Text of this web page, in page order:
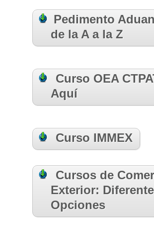
Pedimento
de la A a la Z
Curso OEA
Aquí
Curso IMMEX
Cursos de
Exterior:
Opciones